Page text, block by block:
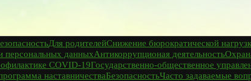
Для родителейСнижение бюрократической
персональных данныхАнтикоррупционая деятельность
COVID-19Государственно-общественное
наставничестваБезопасностьЧасто задаваемые